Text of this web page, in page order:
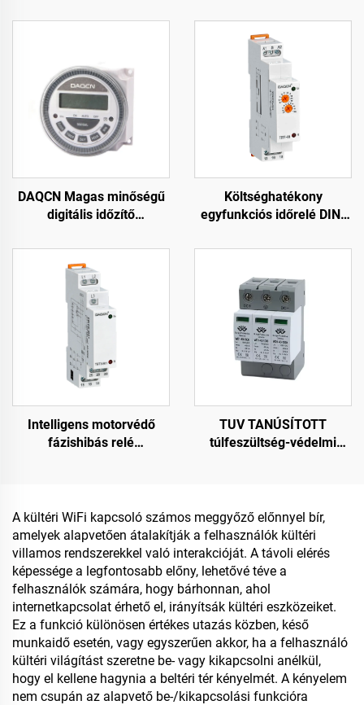
DAQCN Magas minőségű
digitális időzítő
TM-619LHN
Költséghatékony
egyfunkciós időrelé DIN-
utómelegítéshez és
Intelligens motorvédő
fázishibás relé
TUV TANÚSÍTOTT
túlfeszültség-védelmi
védelmi készülék SPD
A kültéri WiFi kapcsoló számos meggyőző előnnyel bír,
amelyek alapvetően átalakítják a felhasználók kültéri
villamos rendszerekkel való interakcióját. A távoli elérés
képessége a legfontosabb előny, lehetővé téve a
felhasználók számára, hogy bárhonnan, ahol
internetkapcsolat érhető el, irányítsák kültéri eszközeiket.
Ez a funkció különösen értékes utazás közben, késő
munkaidő esetén, vagy egyszerűen akkor, ha a felhasználó
kültéri világítást szeretne be- vagy kikapcsolni anélkül,
hogy el kellene hagynia a beltéri tér kényelmét. A kényelem
nem csupán az alapvető be-/kikapcsolási funkcióra